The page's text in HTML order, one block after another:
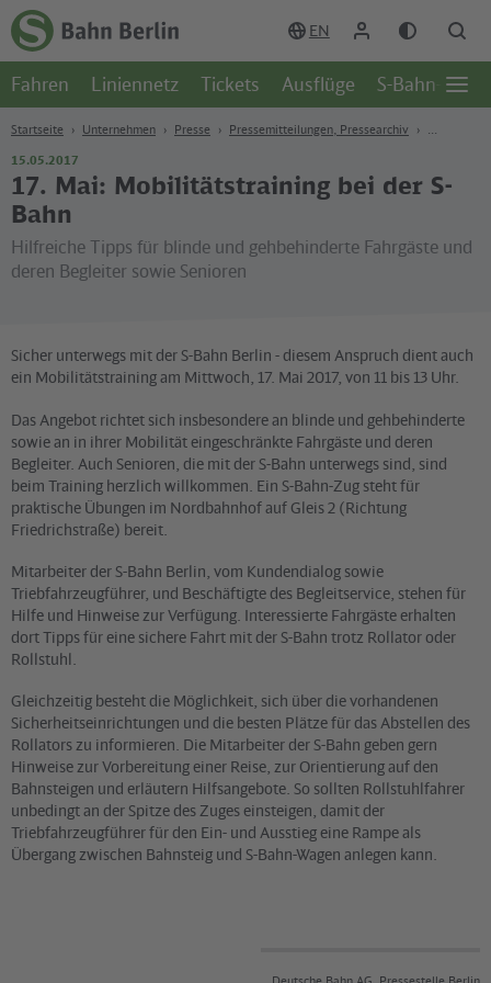
Zum Hauptinhalt
Zur Suche
Zur Hauptnavigation
Zur Fußzeile
Zur
Startseite
S-
Bahn
EN
Fahren Liniennetz Tickets Ausflüge S-Bahn-Welt
Startseite Unternehmen Presse Pressemitteilungen, Pressearchiv
15.05.2017
17. Mai: Mobilitätstraining bei der S-
Bahn
Hilfreiche Tipps für blinde und gehbehinderte Fahrgäste und
deren Begleiter sowie Senioren
Sicher unterwegs mit der S-Bahn Berlin - diesem Anspruch dient auch
ein Mobilitätstraining am Mittwoch, 17. Mai 2017, von 11 bis 13 Uhr.
Das Angebot richtet sich insbesondere an blinde und gehbehinderte
sowie an in ihrer Mobilität eingeschränkte Fahrgäste und deren
Begleiter. Auch Senioren, die mit der S-Bahn unterwegs sind, sind
beim Training herzlich willkommen. Ein S-Bahn-Zug steht für
praktische Übungen im Nordbahnhof auf Gleis 2 (Richtung
Friedrichstraße) bereit.
Mitarbeiter der S-Bahn Berlin, vom Kundendialog sowie
Triebfahrzeugführer, und Beschäftigte des Begleitservice, stehen für
Hilfe und Hinweise zur Verfügung. Interessierte Fahrgäste erhalten
dort Tipps für eine sichere Fahrt mit der S-Bahn trotz Rollator oder
Rollstuhl.
Gleichzeitig besteht die Möglichkeit, sich über die vorhandenen
Sicherheitseinrichtungen und die besten Plätze für das Abstellen des
Rollators zu informieren. Die Mitarbeiter der S-Bahn geben gern
Hinweise zur Vorbereitung einer Reise, zur Orientierung auf den
Bahnsteigen und erläutern Hilfsangebote. So sollten Rollstuhlfahrer
unbedingt an der Spitze des Zuges einsteigen, damit der
Triebfahrzeugführer für den Ein- und Ausstieg eine Rampe als
Übergang zwischen Bahnsteig und S-Bahn-Wagen anlegen kann.